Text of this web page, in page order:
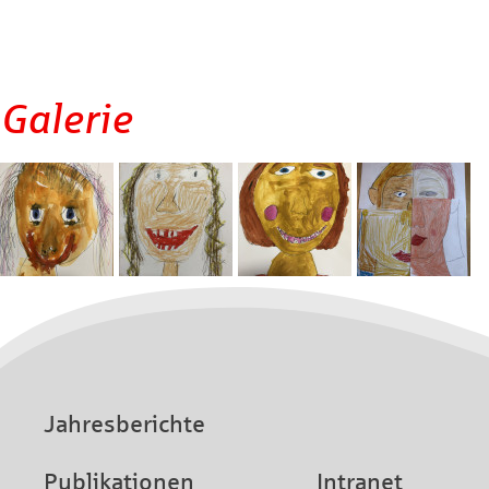
Galerie
Jahresberichte
Publikationen Intranet